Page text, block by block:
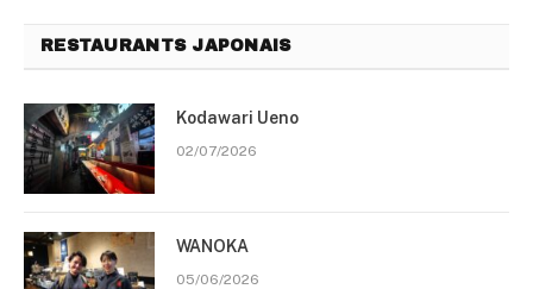
RESTAURANTS JAPONAIS
Kodawari Ueno
02/07/2026
WANOKA
05/06/2026